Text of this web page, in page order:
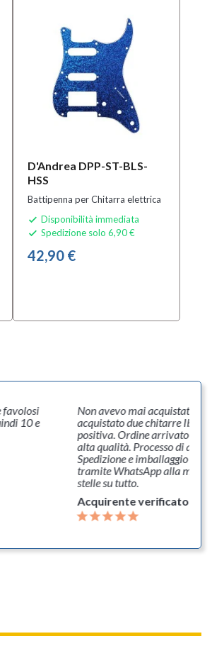
D'Andrea DPP-ST-BLS-
HSS
Battipenna per Chitarra elettrica
 Disponibilità immediata
 Spedizione solo 6,90 €
42,90 €
favolosi
10 e
Non avevo mai acquistato
acquistato due chitarre
positiva. Ordine arrivato in
alta qualità. Processo di
Spedizione e imballaggio
tramite WhatsApp alla mia
stelle su tutto.
Acquirente verificato